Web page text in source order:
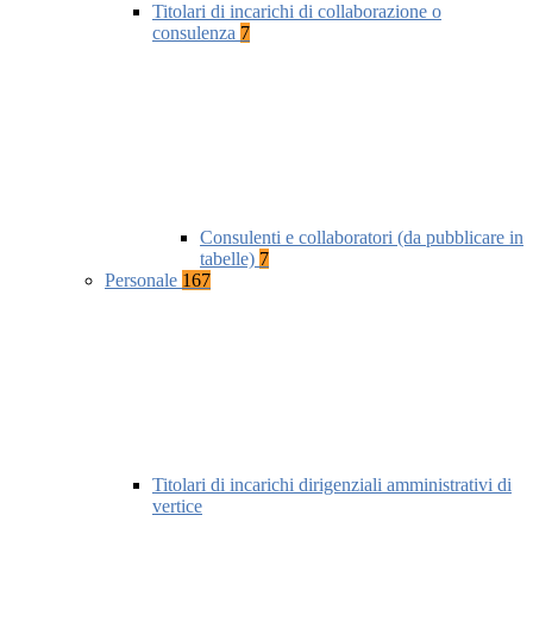
Titolari di incarichi di collaborazione o
consulenza 7
Consulenti e collaboratori (da pubblicare in
tabelle) 7
Personale 167
Titolari di incarichi dirigenziali amministrativi di
vertice